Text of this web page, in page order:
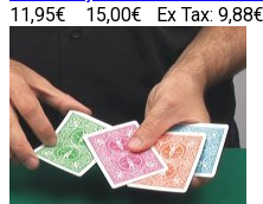
11,95€
15,00€ Ex Tax: 9,88€